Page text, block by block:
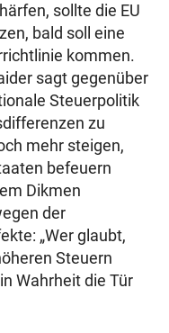
sollte die EU
bald soll eine
kommen.
sagt gegenüber
Steuerpolitik
zu
mehr steigen,
befeuern
Dikmen
der
„Wer glaubt,
Steuern
Wahrheit die Tür